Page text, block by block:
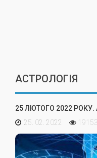
АСТРОЛОГІЯ
25 ЛЮТОГО 2022
25. 02. 2022
19153